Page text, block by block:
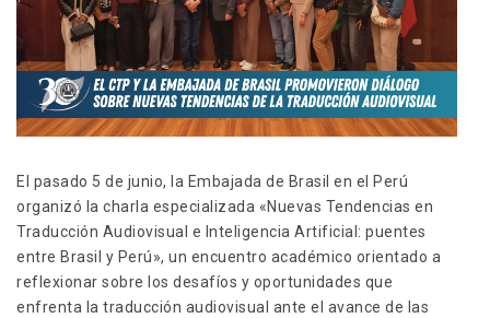
El pasado 5 de junio, la Embajada de Brasil en el Perú
organizó la charla especializada «Nuevas Tendencias en
Traducción Audiovisual e Inteligencia Artificial: puentes
entre Brasil y Perú», un encuentro académico orientado a
reflexionar sobre los desafíos y oportunidades que
enfrenta la traducción audiovisual ante el avance de las